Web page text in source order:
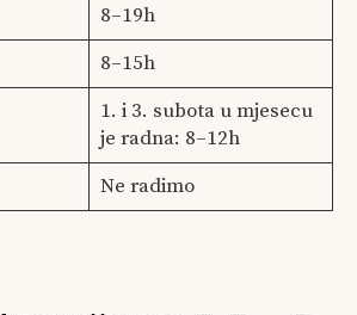
8–19h
8–15h
1. i 3. subota u mjesecu
je radna: 8–12h
Ne radimo